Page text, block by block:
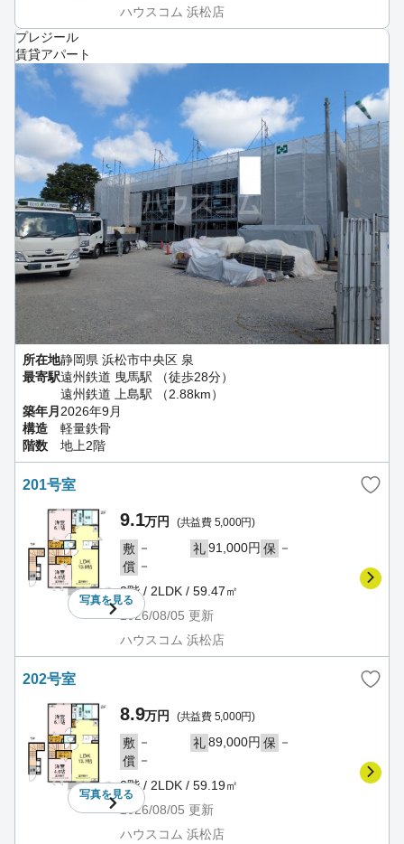
ハウスコム 浜松店
プレジール
賃貸アパート
所在地静岡県 浜松市中央区 泉
最寄駅遠州鉄道 曳馬駅 （徒歩28分）
遠州鉄道 上島駅 （2.88km）
築年月 2026年9月
構造
軽量鉄骨
階数
地上2階
201号室
写真を見る
9.1万円 (共益費 5,000円)
敷 － 礼91,000円 保 －
償 －
2階 / 2LDK / 59.47㎡
2026/08/05 更新
ハウスコム 浜松店
202号室
写真を見る
8.9万円 (共益費 5,000円)
敷 － 礼89,000円 保 －
償 －
2階 / 2LDK / 59.19㎡
2026/08/05 更新
ハウスコム 浜松店